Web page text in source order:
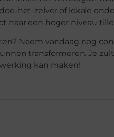
het-zelver of lokale
naar een hoger niveau
Neem vandaag nog
transformeren. Je
kan maken!